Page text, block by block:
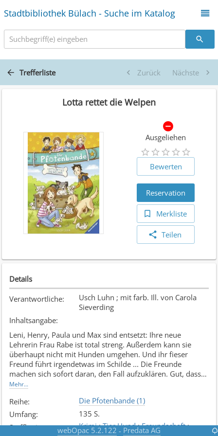
Stadtbibliothek Bülach - Suche im Katalog
Suchbegriff(e) eingeben
Trefferliste Zurück Nächste
Lotta rettet die Welpen
Ausgeliehen
Bewerten
Reservation
Merkliste
Teilen
Details
Verantwortliche:
Usch Luhn ; mit farb. Ill. von Carola
Sieverding
Inhaltsangabe:
Leni, Henry, Paula und Max sind entsetzt: Ihre neue
Lehrerin Frau Rabe ist total streng. Außerdem kann sie
überhaupt nicht mit Hunden umgehen. Und ihr fieser
Freund führt irgendetwas im Schilde ... Die Freunde
machen sich sofort daran, den Fall aufzuklären. Gut, dass
ihre vier Hunde sie niemals im Stich lassen. Denn ein
Pfotenbande!
Mehr...
Reihe:
Die Pfotenbande (1)
Umfang:
135 S.
Stoffkreis: Krimi;Tier Hund;Freundschaft;
webOpac 5.2.122 - Predata AG